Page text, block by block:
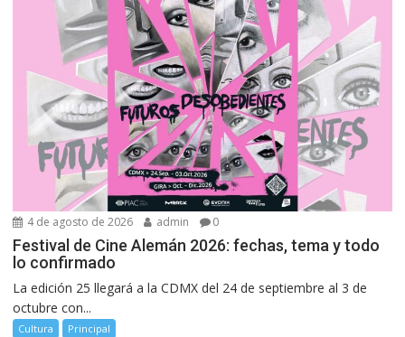
4 de agosto de 2026 admin 0
Festival de Cine Alemán 2026: fechas, tema y todo
lo confirmado
La edición 25 llegará a la CDMX del 24 de septiembre al 3 de
octubre con...
Cultura Principal